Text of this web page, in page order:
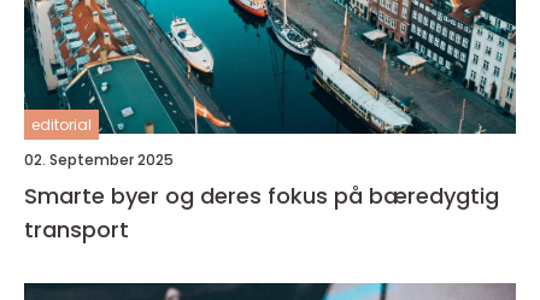
editorial
02. September 2025
Smarte byer og deres fokus på bæredygtig
transport